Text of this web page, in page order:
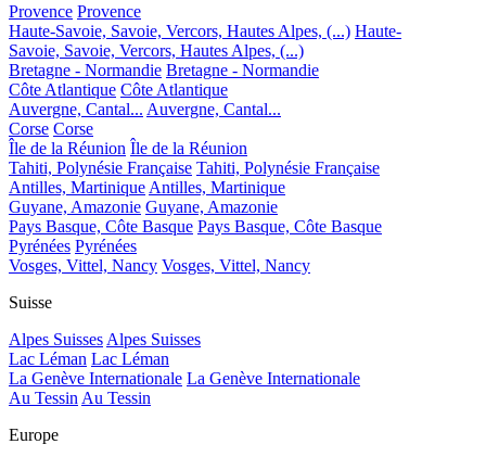
Provence Provence
Haute-Savoie, Savoie, Vercors, Hautes Alpes, (...) Haute-
Savoie, Savoie, Vercors, Hautes Alpes, (...)
Bretagne - Normandie Bretagne - Normandie
Côte Atlantique Côte Atlantique
Auvergne, Cantal... Auvergne, Cantal...
Corse Corse
Île de la Réunion Île de la Réunion
Tahiti, Polynésie Française Tahiti, Polynésie Française
Antilles, Martinique Antilles, Martinique
Guyane, Amazonie Guyane, Amazonie
Pays Basque, Côte Basque Pays Basque, Côte Basque
Pyrénées Pyrénées
Vosges, Vittel, Nancy Vosges, Vittel, Nancy
Suisse
Alpes Suisses Alpes Suisses
Lac Léman Lac Léman
La Genève Internationale La Genève Internationale
Au Tessin Au Tessin
Europe